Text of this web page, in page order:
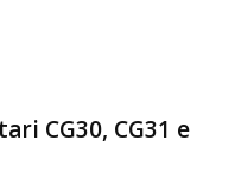
CG30, CG31 e